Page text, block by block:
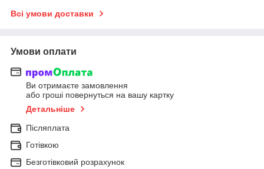
Всі умови доставки
Умови оплати
Ви отримаєте замовлення
або гроші повернуться на вашу картку
Детальніше
Післяплата
Готівкою
Безготівковий розрахунок